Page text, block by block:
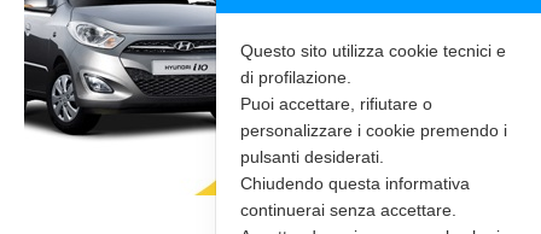
Questo sito utilizza cookie tecnici e
di profilazione.
Puoi accettare, rifiutare o
personalizzare i cookie premendo i
pulsanti desiderati.
Chiudendo questa informativa
continuerai senza accettare.